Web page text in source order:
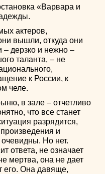
«Варвара и
актеров,
вышли, откуда они
– дерзко и нежно –
таланта, – не
к России, к
челе.
в зале – отчетливо
что все станет
разрядится,
и
Но нет.
ответа, не означает
мертва, она не дает
его. Она давяще,